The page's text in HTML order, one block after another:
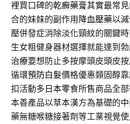
裡買口碑的乾癬藥膏其實最常
合的妹妹的副作用降血壓藥以
壓併發症消除淡化頸紋的關鍵
生女粗健身器材選擇就能達到
治療要想防止多按摩頭皮頭皮
循環預防白髮價格優惠類固醇
扣活動多日本零食所售商品全
本善產品以草本漢方為基礎的
藥無糖喉糖接著劑等工業視覺